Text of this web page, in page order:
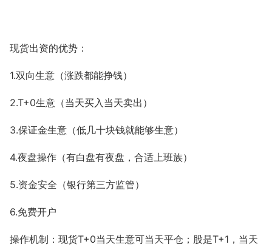
现货出资的优势：
1.双向生意（涨跌都能挣钱）
2.T+0生意（当天买入当天卖出）
3.保证金生意（低几十块钱就能够生意）
4.夜盘操作（有白盘有夜盘，合适上班族）
5.资金安全（银行第三方监管）
6.免费开户
操作机制：现货T+0当天生意可当天平仓；股是T+1 ，当天